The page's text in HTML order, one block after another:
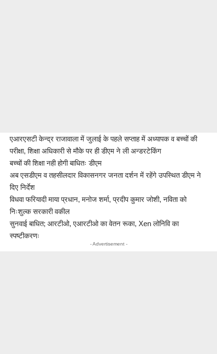
एआरएसटी केन्द्र राजावाला में जुलाई के पहले सप्ताह में अध्यापक व बच्चों की
परीक्षा, शिक्षा अधिकारी से मौके पर ही डीएम ने ली अन्डरटेकिंग
बच्चों की शिक्षा नही होगी बाधितः डीएम
अब एसडीएम व तहसीलदार विकासनगर जनता दर्शन में रहेंगे उपस्थित डीएम ने
दिए निर्देश
विधवा फरियादी माया प्रधान, मनोज शर्मा, प्रदीप कुमार जोशी, नविता को
निःशुल्क सरकारी वकील
सुनवाई बाधित; आरटीओ, एआरटीओ का वेतन रूका, Xen लोनिवि का
स्पष्टीकरणः
- Advertisement -